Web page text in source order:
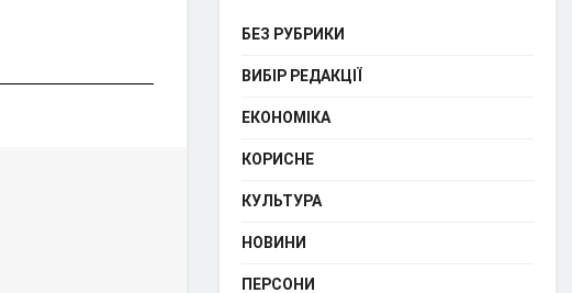
БЕЗ РУБРИКИ
ВИБІР РЕДАКЦІЇ
ЕКОНОМІКА
КОРИСНЕ
КУЛЬТУРА
НОВИНИ
ПЕРСОНИ